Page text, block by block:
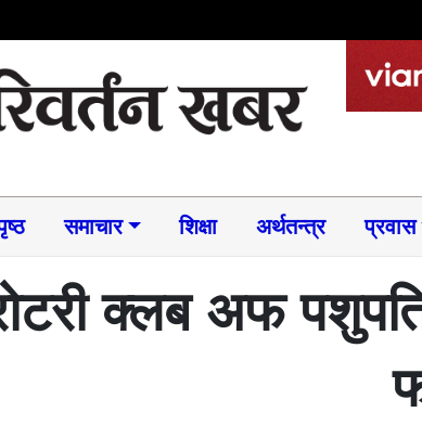
समाचार​ शिक्षा अर्थतन्त्र प्रवास
क्लब अफ